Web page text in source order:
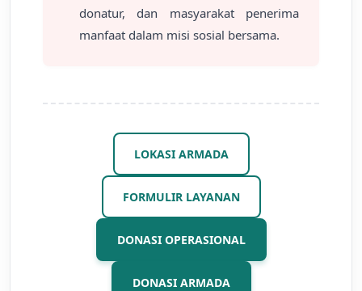
donatur, dan masyarakat penerima
manfaat dalam misi sosial bersama.
LOKASI ARMADA
FORMULIR LAYANAN
DONASI OPERASIONAL
DONASI ARMADA